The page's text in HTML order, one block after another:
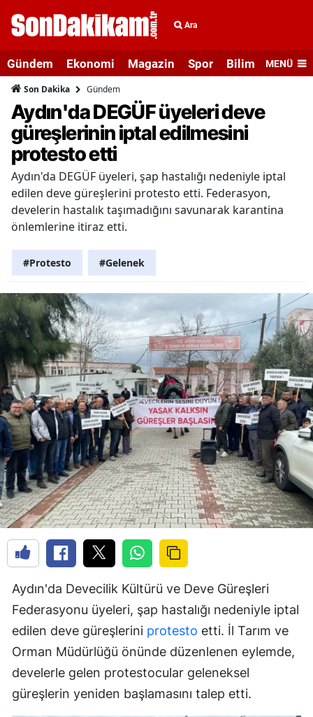
Ara
Gündem Ekonomi Magazin Spor Bilim veMENÜ
Son Dakika Gündem
Aydın'da DEGÜF üyeleri deve
güreşlerinin iptal edilmesini
protesto etti
Aydın'da DEGÜF üyeleri, şap hastalığı nedeniyle iptal
edilen deve güreşlerini protesto etti. Federasyon,
develerin hastalık taşımadığını savunarak karantina
önlemlerine itiraz etti.
#Protesto #Gelenek
Aydın'da Devecilik Kültürü ve Deve Güreşleri
Federasyonu üyeleri, şap hastalığı nedeniyle iptal
edilen deve güreşlerini protesto etti. İl Tarım ve
Orman Müdürlüğü önünde düzenlenen eylemde,
develerle gelen protestocular geleneksel
güreşlerin yeniden başlamasını talep etti.